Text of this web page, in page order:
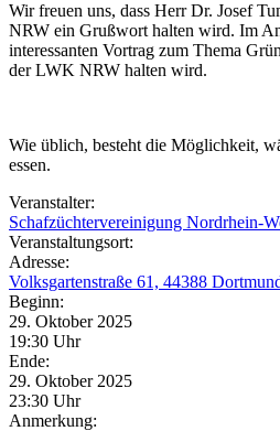
Wir freuen uns, dass Herr Dr. Josef
NRW ein Grußwort halten wird. Im
interessanten Vortrag zum Thema
der LWK NRW halten wird.
Wie üblich, besteht die Möglichkeit,
essen.
Veranstalter:
Schafzüchtervereinigung Nordrhein-
Veranstaltungsort:
Adresse:
Volksgartenstraße 61, 44388
Beginn:
29. Oktober 2025
19:30 Uhr
Ende:
29. Oktober 2025
23:30 Uhr
Anmerkung: